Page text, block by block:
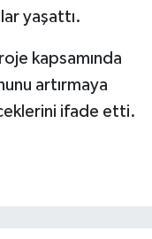
yaşattı.
kapsamında
artırmaya
ifade etti.